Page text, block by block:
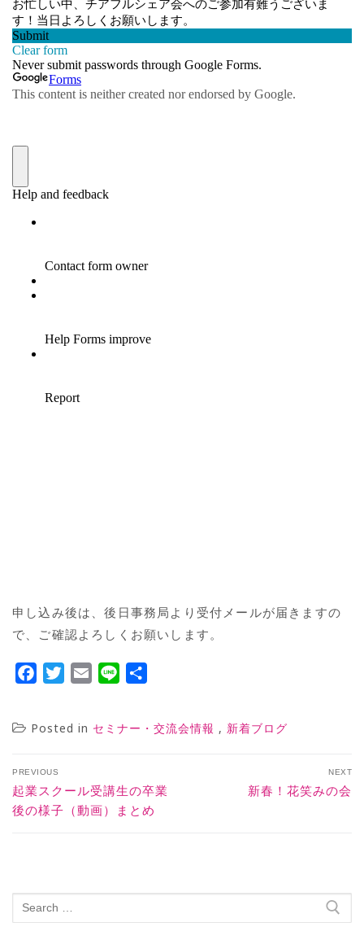
申し込み後は、後日事務局より受付メールが届きますの
で、ご確認よろしくお願いします。
Facebook
TwitterEmail Line
Posted in セミナー・交流会情報 , 新着ブログ
PREVIOUS
起業スクール受講生の卒業
後の様子（動画）まとめ
NEXT
新春！花笑みの会